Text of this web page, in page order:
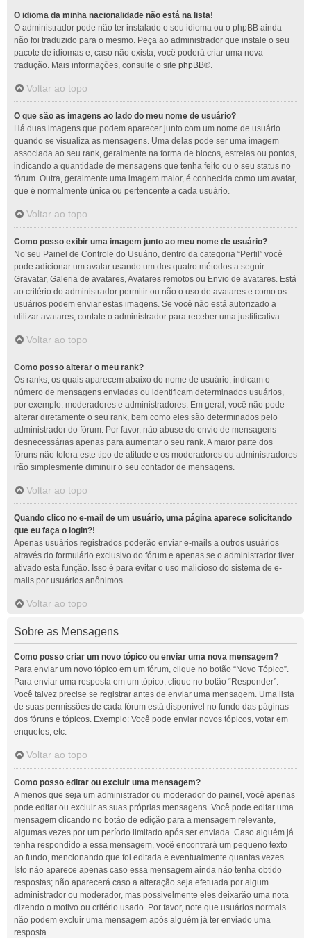
O idioma da minha nacionalidade não está na lista!
O administrador pode não ter instalado o seu idioma ou o phpBB ainda
não foi traduzido para o mesmo. Peça ao administrador que instale o seu
pacote de idiomas e, caso não exista, você poderá criar uma nova
tradução. Mais informações, consulte o site phpBB®.
Voltar ao topo
O que são as imagens ao lado do meu nome de usuário?
Há duas imagens que podem aparecer junto com um nome de usuário
quando se visualiza as mensagens. Uma delas pode ser uma imagem
associada ao seu rank, geralmente na forma de blocos, estrelas ou pontos,
indicando a quantidade de mensagens que tenha feito ou o seu status no
fórum. Outra, geralmente uma imagem maior, é conhecida como um avatar,
que é normalmente única ou pertencente a cada usuário.
Voltar ao topo
Como posso exibir uma imagem junto ao meu nome de usuário?
No seu Painel de Controle do Usuário, dentro da categoria “Perfil” você
pode adicionar um avatar usando um dos quatro métodos a seguir:
Gravatar, Galeria de avatares, Avatares remotos ou Envio de avatares. Está
ao critério do administrador permitir ou não o uso de avatares e como os
usuários podem enviar estas imagens. Se você não está autorizado a
utilizar avatares, contate o administrador para receber uma justificativa.
Voltar ao topo
Como posso alterar o meu rank?
Os ranks, os quais aparecem abaixo do nome de usuário, indicam o
número de mensagens enviadas ou identificam determinados usuários,
por exemplo: moderadores e administradores. Em geral, você não pode
alterar diretamente o seu rank, bem como eles são determinados pelo
administrador do fórum. Por favor, não abuse do envio de mensagens
desnecessárias apenas para aumentar o seu rank. A maior parte dos
fóruns não tolera este tipo de atitude e os moderadores ou administradores
irão simplesmente diminuir o seu contador de mensagens.
Voltar ao topo
Quando clico no e-mail de um usuário, uma página aparece solicitando
que eu faça o login?!
Apenas usuários registrados poderão enviar e-mails a outros usuários
através do formulário exclusivo do fórum e apenas se o administrador tiver
ativado esta função. Isso é para evitar o uso malicioso do sistema de e-
mails por usuários anônimos.
Voltar ao topo
Sobre as Mensagens
Como posso criar um novo tópico ou enviar uma nova mensagem?
Para enviar um novo tópico em um fórum, clique no botão “Novo Tópico”.
Para enviar uma resposta em um tópico, clique no botão “Responder”.
Você talvez precise se registrar antes de enviar uma mensagem. Uma lista
de suas permissões de cada fórum está disponível no fundo das páginas
dos fóruns e tópicos. Exemplo: Você pode enviar novos tópicos, votar em
enquetes, etc.
Voltar ao topo
Como posso editar ou excluir uma mensagem?
A menos que seja um administrador ou moderador do painel, você apenas
pode editar ou excluir as suas próprias mensagens. Você pode editar uma
mensagem clicando no botão de edição para a mensagem relevante,
algumas vezes por um período limitado após ser enviada. Caso alguém já
tenha respondido a essa mensagem, você encontrará um pequeno texto
ao fundo, mencionando que foi editada e eventualmente quantas vezes.
Isto não aparece apenas caso essa mensagem ainda não tenha obtido
respostas; não aparecerá caso a alteração seja efetuada por algum
administrador ou moderador, mas possivelmente eles deixarão uma nota
dizendo o motivo ou critério usado. Por favor, note que usuários normais
não podem excluir uma mensagem após alguém já ter enviado uma
resposta.